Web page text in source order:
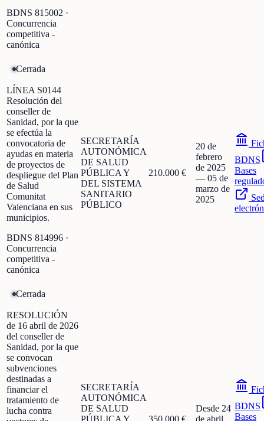
BDNS 815002 ·
Concurrencia
competitiva -
canónica
Cerrada
LÍNEA S0144
Resolución del
conseller de
Sanidad, por la que
se efectúa la
convocatoria de
ayudas en materia
de proyectos de
despliegue del Plan
de Salud
Comunitat
Valenciana en sus
municipios.
BDNS 814996 ·
Concurrencia
competitiva -
canónica
SECRETARÍA
AUTONÓMICA
DE SALUD
PÚBLICA Y
DEL SISTEMA
SANITARIO
PÚBLICO
210.000 €
20 de
febrero
de 2025
— 05 de
marzo de
2025
BDNS
Bases
Cerrada
RESOLUCIÓN
de 16 abril de 2026
del conseller de
Sanidad, por la que
se convocan
subvenciones
destinadas a
financiar el
tratamiento de
lucha contra
SECRETARÍA
AUTONÓMICA
DE SALUD
Desde 24 BDNS
Bases